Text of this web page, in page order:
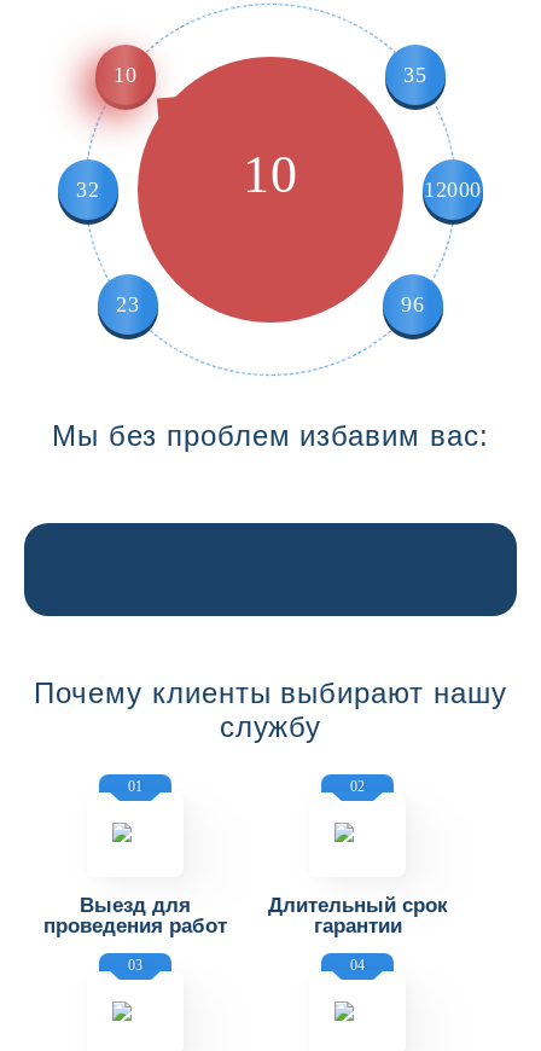
10 35
12000
96
23
32 10
Мы без проблем избавим вас:
Почему клиенты выбирают нашу
службу
01
Выезд для
проведения работ
02
Длительный срок
гарантии
03 04